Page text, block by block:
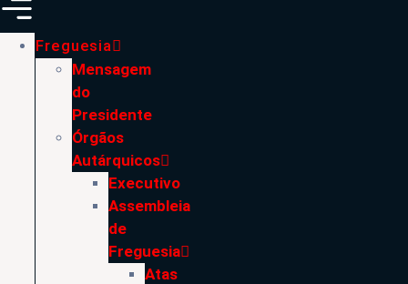
Freguesia
Mensagem
do
Presidente
Órgãos
Autárquicos
Executivo
Assembleia
de
Freguesia
Atas